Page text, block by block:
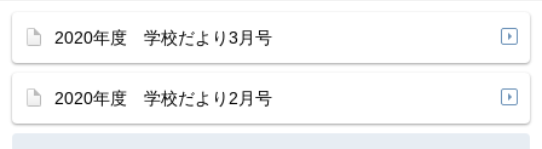
2020年度 学校だより3月号
2020年度 学校だより2月号